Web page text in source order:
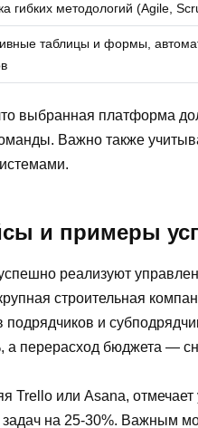
гибких методологий (Agile,
таблицы и формы,
выбранная платформа
Важно также
и примеры
реализуют
строительная
подрядчиков и
а перерасход бюджета —
Trello или Asana,
на 25-30%. Важным